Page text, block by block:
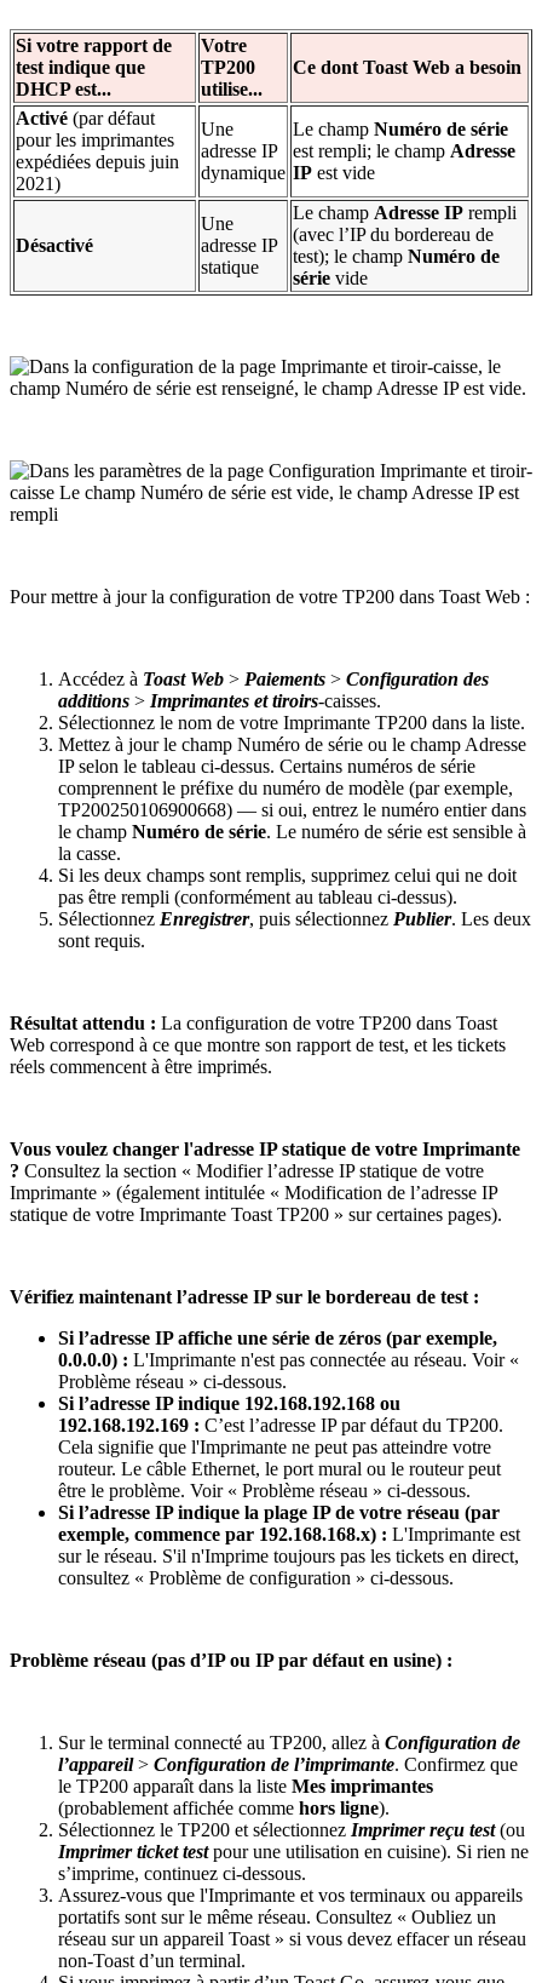
Si votre rapport de
test indique que
DHCP est...
Votre
TP200
utilise...
Ce dont Toast Web a besoin
Activé (par défaut
pour les imprimantes
expédiées depuis juin
2021)
Une
adresse IP
dynamique
Le champ Numéro de série
est rempli; le champ Adresse
IP est vide
Désactivé
Une
adresse IP
statique
Le champ Adresse IP rempli
(avec l’IP du bordereau de
test); le champ Numéro de
série vide
Pour mettre à jour la configuration de votre TP200 dans Toast Web :
Accédez à Toast Web > Paiements > Configuration des
additions > Imprimantes et tiroirs-caisses.
Sélectionnez le nom de votre Imprimante TP200 dans la liste.
Mettez à jour le champ Numéro de série ou le champ Adresse
IP selon le tableau ci-dessus. Certains numéros de série
comprennent le préfixe du numéro de modèle (par exemple,
TP200250106900668) — si oui, entrez le numéro entier dans
le champ Numéro de série. Le numéro de série est sensible à
la casse.
Si les deux champs sont remplis, supprimez celui qui ne doit
pas être rempli (conformément au tableau ci-dessus).
Sélectionnez Enregistrer, puis sélectionnez Publier. Les deux
sont requis.
Résultat attendu : La configuration de votre TP200 dans Toast
Web correspond à ce que montre son rapport de test, et les tickets
réels commencent à être imprimés.
Vous voulez changer l'adresse IP statique de votre Imprimante
? Consultez la section « Modifier l’adresse IP statique de votre
Imprimante » (également intitulée « Modification de l’adresse IP
statique de votre Imprimante Toast TP200 » sur certaines pages).
Vérifiez maintenant l’adresse IP sur le bordereau de test :
Si l’adresse IP affiche une série de zéros (par exemple,
0.0.0.0) : L'Imprimante n'est pas connectée au réseau. Voir «
Problème réseau » ci-dessous.
Si l’adresse IP indique 192.168.192.168 ou
192.168.192.169 : C’est l’adresse IP par défaut du TP200.
Cela signifie que l'Imprimante ne peut pas atteindre votre
routeur. Le câble Ethernet, le port mural ou le routeur peut
être le problème. Voir « Problème réseau » ci-dessous.
Si l’adresse IP indique la plage IP de votre réseau (par
exemple, commence par 192.168.168.x) : L'Imprimante est
sur le réseau. S'il n'Imprime toujours pas les tickets en direct,
consultez « Problème de configuration » ci-dessous.
Problème réseau (pas d’IP ou IP par défaut en usine) :
Sur le terminal connecté au TP200, allez à Configuration de
l’appareil> Configuration de l’imprimante. Confirmez que
le TP200 apparaît dans la liste Mes imprimantes
(probablement affichée comme hors ligne).
Sélectionnez le TP200 et sélectionnez Imprimer reçu test(ou
Imprimer ticket testpour une utilisation en cuisine). Si rien ne
s’imprime, continuez ci-dessous.
Assurez-vous que l'Imprimante et vos terminaux ou appareils
portatifs sont sur le même réseau. Consultez « Oubliez un
réseau sur un appareil Toast » si vous devez effacer un réseau
non-Toast d’un terminal.